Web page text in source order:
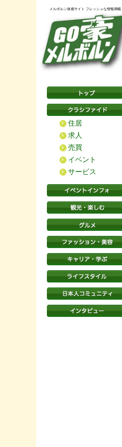
メルボルン体感サイト フレッシュな情報満載
住居
求人
売買
イベント
サービス